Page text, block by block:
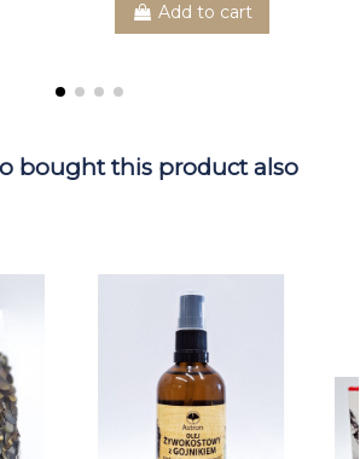
Add to cart
bought this product also